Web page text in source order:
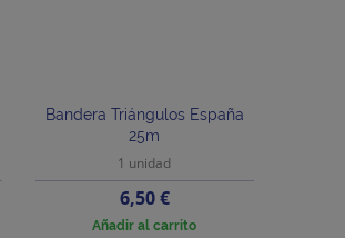
Bandera Triángulos España
25m
1 unidad
Precio
6,50 €
Añadir al carrito